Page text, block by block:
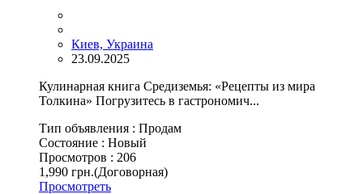
Киев, Украина
23.09.2025
Кулинарная книга Средиземья: «Рецепты из мира
Толкина» Погрузитесь в гастрономич...
Тип объявления : Продам
Состояние : Новый
Просмотров : 206
1,990 грн.(Договорная)
Просмотреть